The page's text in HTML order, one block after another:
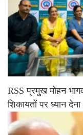
RSS प्रमुख मोहन
शिकायतों पर ध्यान देना